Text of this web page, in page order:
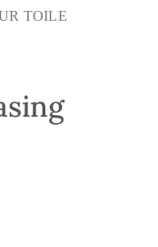
TOILE